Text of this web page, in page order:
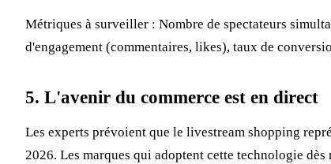
Métriques à surveiller : Nombre de spectateurs
d'engagement (commentaires, likes), taux de
5. L'avenir du commerce est en direct
Les experts prévoient que le livestream shopping
2026. Les marques qui adoptent cette technologie